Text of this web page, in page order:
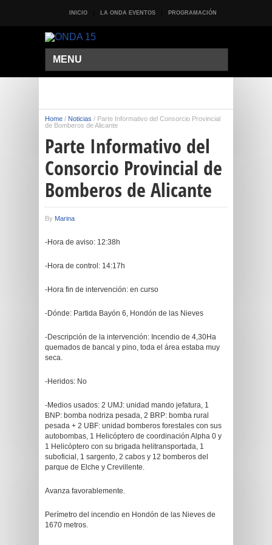
INICIO LA ONDA EVENTOS PROGRAMACIÓN
MENU
Home / Noticias / Parte Informativo del Consorcio Provincial
de Bomberos de Alicante
Parte Informativo del
Consorcio Provincial de
Bomberos de Alicante
By Marina
-Hora de aviso: 12:38h
-Hora de control: 14:17h
-Hora fin de intervención: en curso
-Dónde: Partida Bayón 6, Hondón de las Nieves
-Descripción de la intervención: Incendio de 4,30Ha
quemados de bancal y pino, toda el área estaba muy
seca.
-Heridos: No
-Medios usados: 2 UMJ: unidad mando jefatura, 1
BNP: bomba nodriza pesada, 2 BRP: bomba rural
pesada + 2 UBF: unidad bomberos forestales con sus
autobombas, 1 Helicóptero de coordinación Alpha 0 y
1 Helicóptero con su brigada helitransportada, 1
suboficial, 1 sargento, 2 cabos y 12 bomberos del
parque de Elche y Crevillente.
Avanza favorablemente.
Perímetro del incendio en Hondón de las Nieves de
1670 metros.